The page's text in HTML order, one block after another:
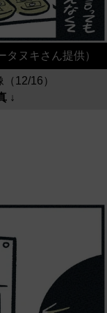
ヌキさん提供）
12/16）
↓